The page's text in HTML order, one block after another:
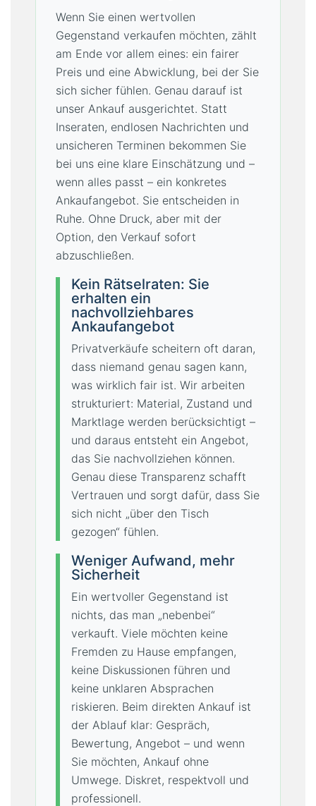
Wenn Sie einen wertvollen
Gegenstand verkaufen möchten, zählt
am Ende vor allem eines: ein fairer
Preis und eine Abwicklung, bei der Sie
sich sicher fühlen. Genau darauf ist
unser Ankauf ausgerichtet. Statt
Inseraten, endlosen Nachrichten und
unsicheren Terminen bekommen Sie
bei uns eine klare Einschätzung und –
wenn alles passt – ein konkretes
Ankaufangebot. Sie entscheiden in
Ruhe. Ohne Druck, aber mit der
Option, den Verkauf sofort
abzuschließen.
Kein Rätselraten: Sie
erhalten ein
nachvollziehbares
Ankaufangebot
Privatverkäufe scheitern oft daran,
dass niemand genau sagen kann,
was wirklich fair ist. Wir arbeiten
strukturiert: Material, Zustand und
Marktlage werden berücksichtigt –
und daraus entsteht ein Angebot,
das Sie nachvollziehen können.
Genau diese Transparenz schafft
Vertrauen und sorgt dafür, dass Sie
sich nicht „über den Tisch
gezogen“ fühlen.
Weniger Aufwand, mehr
Sicherheit
Ein wertvoller Gegenstand ist
nichts, das man „nebenbei“
verkauft. Viele möchten keine
Fremden zu Hause empfangen,
keine Diskussionen führen und
keine unklaren Absprachen
riskieren. Beim direkten Ankauf ist
der Ablauf klar: Gespräch,
Bewertung, Angebot – und wenn
Sie möchten, Ankauf ohne
Umwege. Diskret, respektvoll und
professionell.